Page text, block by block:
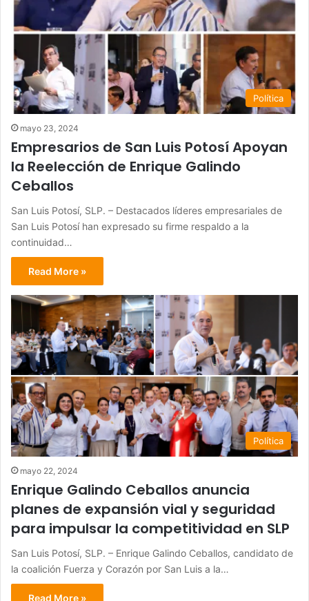
Política
mayo 23, 2024
Empresarios de San Luis Potosí Apoyan
la Reelección de Enrique Galindo
Ceballos
San Luis Potosí, SLP. – Destacados líderes empresariales de
San Luis Potosí han expresado su firme respaldo a la
continuidad…
Read More »
Política
mayo 22, 2024
Enrique Galindo Ceballos anuncia
planes de expansión vial y seguridad
para impulsar la competitividad en SLP
San Luis Potosí, SLP. – Enrique Galindo Ceballos, candidato de
la coalición Fuerza y Corazón por San Luis a la…
Read More »